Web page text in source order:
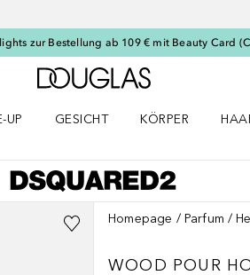
zur Bestellung ab 109 € mit Beauty Card
Zur Douglas
UP
GESICHT
KÖRPER
Homepage Parfum
WOOD POUR